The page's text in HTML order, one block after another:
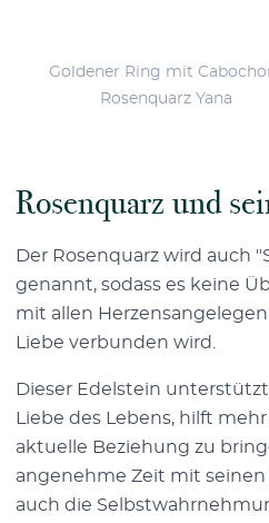
Goldener Ring mit
Rosenquarz Yana
Rosenquarz und
Der Rosenquarz wird auch
genannt, sodass es keine
mit allen
Liebe verbunden wird.
Dieser Edelstein
Liebe des Lebens, hilft
aktuelle Beziehung zu
angenehme Zeit mit seinen
auch die